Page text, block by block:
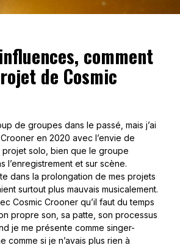
comment
de Cosmic
de groupes dans le passé, mais j’ai
en 2020 avec l’envie de
projet solo, bien que le groupe
l’enregistrement et sur scène.
dans la prolongation de mes projets
surtout plus mauvais musicalement.
Cosmic Crooner qu’il faut du temps
propre son, sa patte, son processus
je me présente comme singer-
comme si je n’avais plus rien à